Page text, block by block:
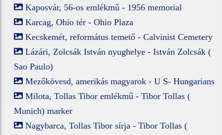
Kaposvár, 56-os emlékmű - 1956 memorial
Karcag, Ohio tér - Ohio Plaza
Kecskemét, református temető - Calvinist Cemetery
Lázári, Zolcsák István nyughelye - István Zolcsák (
Sao Paulo)
Mezőkövesd, amerikás magyarok - U S- Hungarians
Milota, Tollas Tibor emlékmű - Tibor Tollas (
Munich) marker
Nagybarca, Tollas Tibor sírja - Tibor Tollas (